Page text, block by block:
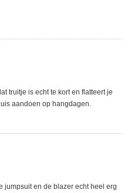
truitje is echt te kort en flatteert je
aandoen op hangdagen.
jumpsuit en de blazer echt heel erg